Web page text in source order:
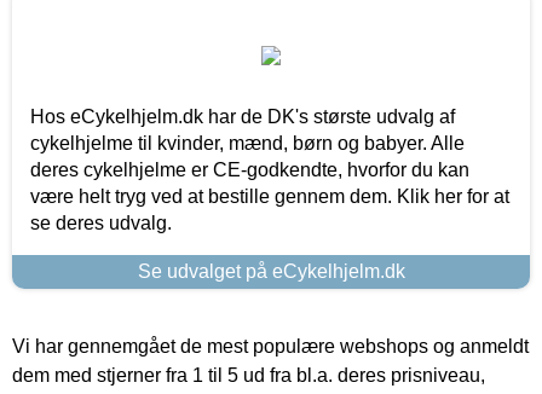
Hos eCykelhjelm.dk har de DK's største udvalg af
cykelhjelme til kvinder, mænd, børn og babyer. Alle
deres cykelhjelme er CE-godkendte, hvorfor du kan
være helt tryg ved at bestille gennem dem. Klik her for at
se deres udvalg.
Se udvalget på eCykelhjelm.dk
Vi har gennemgået de mest populære webshops og anmeldt
dem med stjerner fra 1 til 5 ud fra bl.a. deres prisniveau,